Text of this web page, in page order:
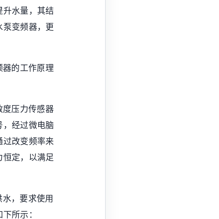
水量，其结
变频器，更
的工作原理
度压力传感器
经过微电脑
改变频率来
定，以满足
，要求使用
所示：